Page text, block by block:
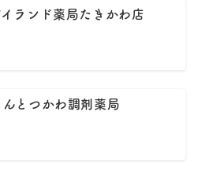
イランド薬局たきかわ店
んとつかわ調剤薬局